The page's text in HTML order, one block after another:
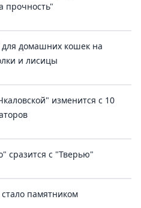
прочность"
для домашних кошек на
и лисицы
изменится с 10
сразится с "Тверью"
памятником